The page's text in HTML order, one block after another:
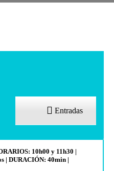
Entradas
10h00 y 11h30 |
| DURACIÓN: 40min |